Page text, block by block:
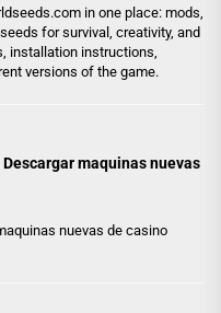
in one place: mods,
for survival, creativity, and
installation instructions,
versions of the game.
maquinas nuevas
nuevas de casino